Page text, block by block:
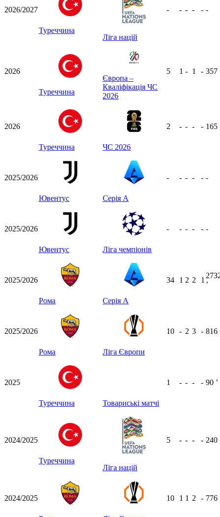
2026/2027
Туреччина
Ліга націй
- - - - - -
2026
Туреччина
Європа –
Кваліфікація ЧС
2026
5 1 - 1 - 357
2026
Туреччина ЧС 2026
2 - - - - 165
2025/2026
Ювентус Серія А
- - - - - -
2025/2026
Ювентус Ліга чемпіонів
- - - - - -
2025/2026
Рома Серія А
34 1 2 2 1
ʼ
2025/2026
Рома Ліга Європи
10 - 2 3 - 816
2025
Туреччина Товариські матчі
1 - - - - 90 ʼ
2024/2025
Туреччина
Ліга націй
5 - - - - 240
2024/2025 10 1 1 2 - 776